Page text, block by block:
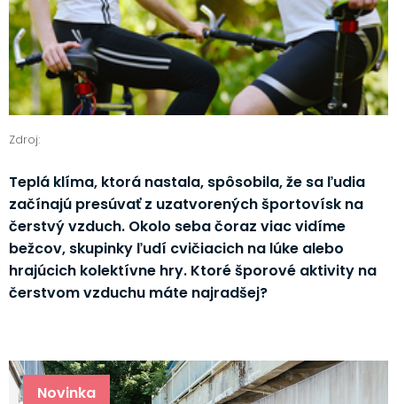
Zdroj:
Teplá klíma, ktorá nastala, spôsobila, že sa ľudia
začínajú presúvať z uzatvorených športovísk na
čerstvý vzduch. Okolo seba čoraz viac vidíme
bežcov, skupinky ľudí cvičiacich na lúke alebo
hrajúcich kolektívne hry. Ktoré šporové aktivity na
čerstvom vzduchu máte najradšej?
Novinka